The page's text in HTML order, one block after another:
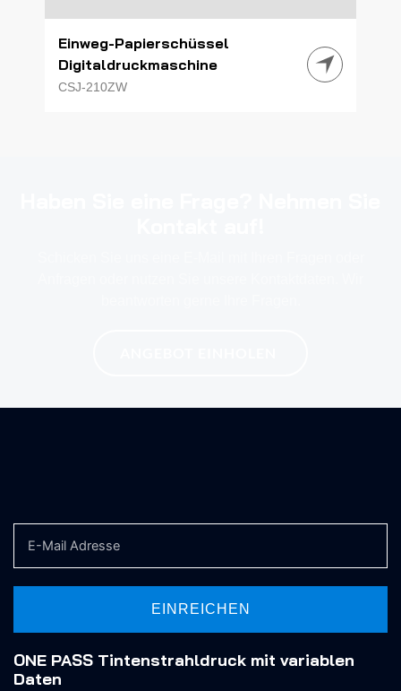
Einweg-Papierschüssel
Digitaldruckmaschine
CSJ-210ZW
EINREICHEN
ONE PASS Tintenstrahldruck mit variablen
Daten